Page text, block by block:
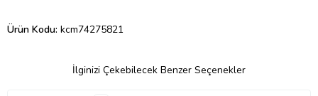
Ürün Kodu: kcm74275821
İlginizi Çekebilecek Benzer Seçenekler